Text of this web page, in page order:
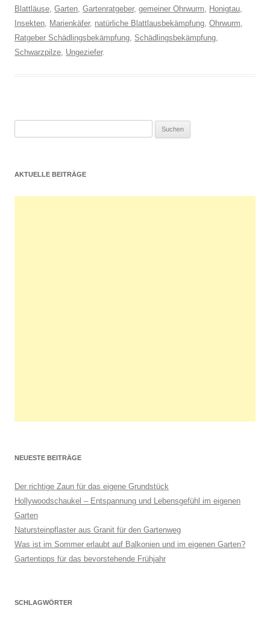
Blattläuse, Garten, Gartenratgeber, gemeiner Ohrwurm, Honigtau,
Insekten, Marienkäfer, natürliche Blattlausbekämpfung, Ohrwurm,
Ratgeber Schädlingsbekämpfung, Schädlingsbekämpfung,
Schwarzpilze, Ungeziefer.
AKTUELLE BEITRÄGE
NEUESTE BEITRÄGE
Der richtige Zaun für das eigene Grundstück
Hollywoodschaukel – Entspannung und Lebensgefühl im eigenen
Garten
Natursteinpflaster aus Granit für den Gartenweg
Was ist im Sommer erlaubt auf Balkonien und im eigenen Garten?
Gartentipps für das bevorstehende Frühjahr
SCHLAGWÖRTER